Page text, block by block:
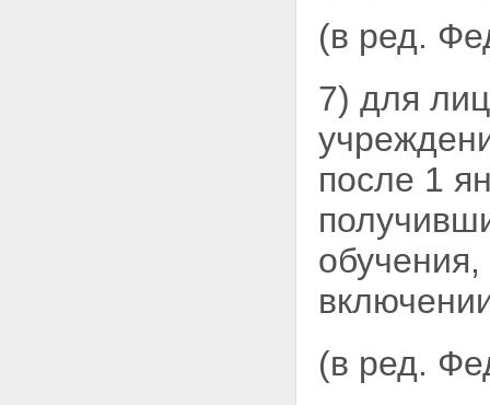
(в ред.
7) для
после 1
(в ред.